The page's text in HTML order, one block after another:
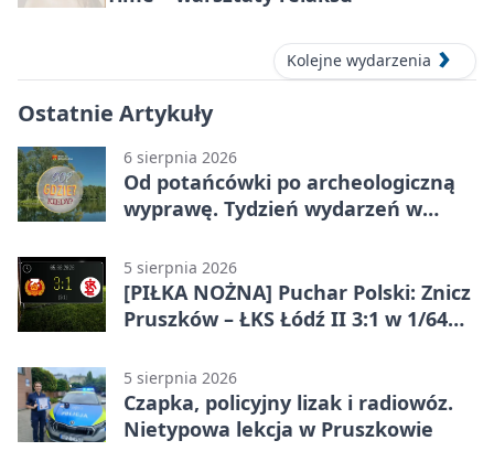
Kolejne wydarzenia
Ostatnie Artykuły
6 sierpnia 2026
Od potańcówki po archeologiczną
wyprawę. Tydzień wydarzeń w
5 sierpnia 2026
[PIŁKA NOŻNA] Puchar Polski: Znicz
Pruszków – ŁKS Łódź II 3:1 w 1/64
5 sierpnia 2026
Czapka, policyjny lizak i radiowóz.
Nietypowa lekcja w Pruszkowie